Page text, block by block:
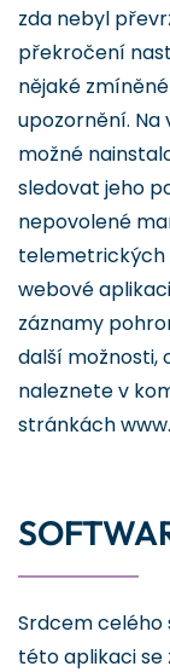
zda nebyl
překročení
nějaké
upozornění.
možné
sledovat jeho
nepovolené
telemetrických
webové
záznamy
další možnosti,
naleznete v
stránkách
Srdcem celého
této aplikaci se